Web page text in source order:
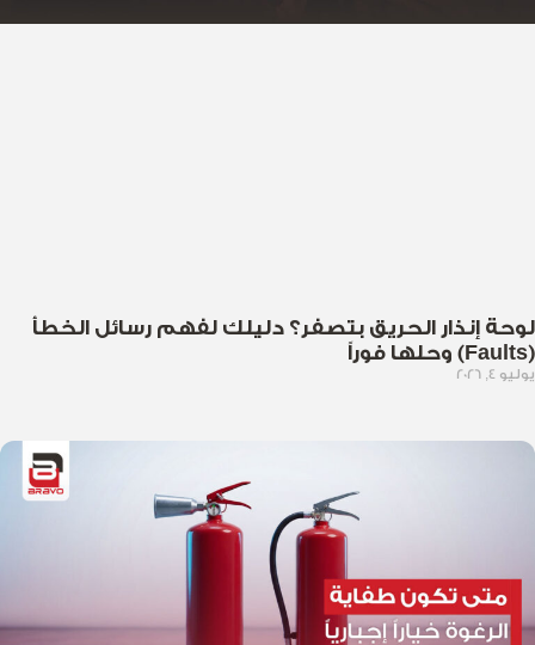
لوحة إنذار الحريق بتصفر؟ دليلك لفهم رسائل الخطأ
(Faults) وحلها فوراً
يوليو 4, 2026